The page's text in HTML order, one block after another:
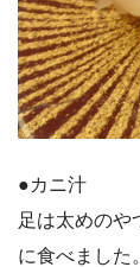
●カニ汁
足は太めのや
に食べました